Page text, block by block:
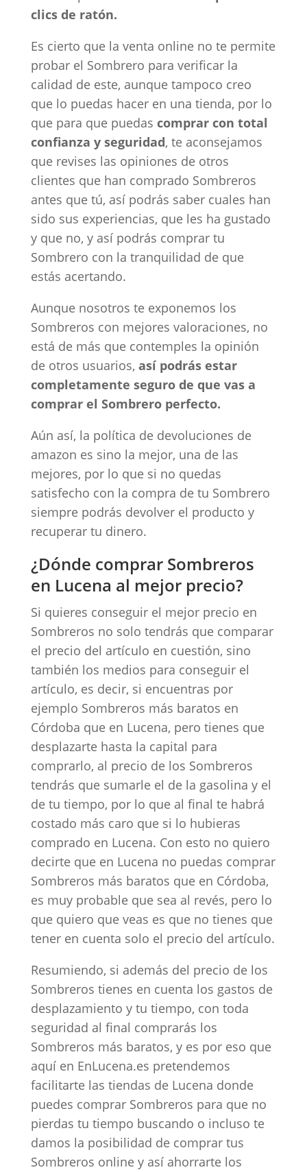
clics de ratón.
Es cierto que la venta online no te permite
probar el Sombrero para verificar la
calidad de este, aunque tampoco creo
que lo puedas hacer en una tienda, por lo
que para que puedas comprar con total
confianza y seguridad, te aconsejamos
que revises las opiniones de otros
clientes que han comprado Sombreros
antes que tú, así podrás saber cuales han
sido sus experiencias, que les ha gustado
y que no, y así podrás comprar tu
Sombrero con la tranquilidad de que
estás acertando.
Aunque nosotros te exponemos los
Sombreros con mejores valoraciones, no
está de más que contemples la opinión
de otros usuarios, así podrás estar
completamente seguro de que vas a
comprar el Sombrero perfecto.
Aún así, la política de devoluciones de
amazon es sino la mejor, una de las
mejores, por lo que si no quedas
satisfecho con la compra de tu Sombrero
siempre podrás devolver el producto y
recuperar tu dinero.
¿Dónde comprar Sombreros
en Lucena al mejor precio?
Si quieres conseguir el mejor precio en
Sombreros no solo tendrás que comparar
el precio del artículo en cuestión, sino
también los medios para conseguir el
artículo, es decir, si encuentras por
ejemplo Sombreros más baratos en
Córdoba que en Lucena, pero tienes que
desplazarte hasta la capital para
comprarlo, al precio de los Sombreros
tendrás que sumarle el de la gasolina y el
de tu tiempo, por lo que al final te habrá
costado más caro que si lo hubieras
comprado en Lucena. Con esto no quiero
decirte que en Lucena no puedas comprar
Sombreros más baratos que en Córdoba,
es muy probable que sea al revés, pero lo
que quiero que veas es que no tienes que
tener en cuenta solo el precio del artículo.
Resumiendo, si además del precio de los
Sombreros tienes en cuenta los gastos de
desplazamiento y tu tiempo, con toda
seguridad al final comprarás los
Sombreros más baratos, y es por eso que
aquí en EnLucena.es pretendemos
facilitarte las tiendas de Lucena donde
puedes comprar Sombreros para que no
pierdas tu tiempo buscando o incluso te
damos la posibilidad de comprar tus
Sombreros online y así ahorrarte los